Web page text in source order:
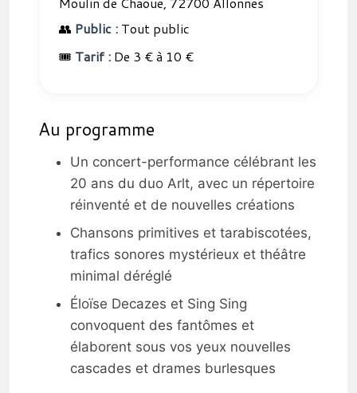
👥 Public : Tout public
🎟️ Tarif : De 3 € à 10 €
Au programme
Un concert-performance célébrant les
20 ans du duo Arlt, avec un répertoire
réinventé et de nouvelles créations
Chansons primitives et tarabiscotées,
trafics sonores mystérieux et théâtre
minimal déréglé
Éloïse Decazes et Sing Sing
convoquent des fantômes et
élaborent sous vos yeux nouvelles
cascades et drames burlesques